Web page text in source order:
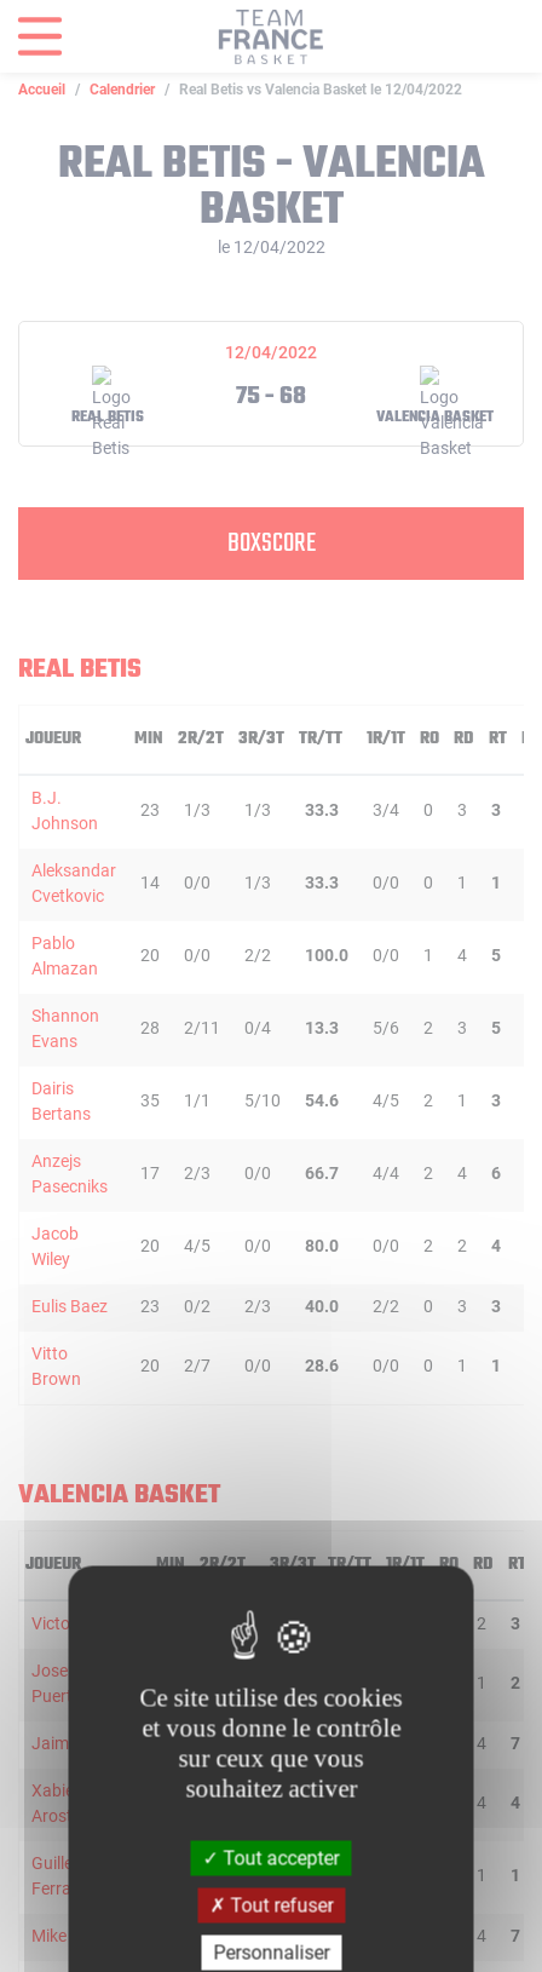
Accueil Calendrier Real Betis vs Valencia Basket le 12/04/2022
REAL BETIS - VALENCIA
BASKET
le 12/04/2022
12/04/2022
REAL BETIS
75 - 68
VALENCIA BASKET
BOXSCORE
REAL BETIS
JOUEUR MIN 2R/2T 3R/3T TR/TT 1R/1T RO RD RT PD
B.J.
Johnson
23 1/3 1/3 33.3 3/4 0 3 3
Aleksandar
Cvetkovic
14 0/0 1/3 33.3 0/0 0 1 1
Pablo
Almazan
20 0/0 2/2 100.0 0/0 1 4 5
Shannon
Evans
28 2/11 0/4 13.3 5/6 2 3 5
Dairis
Bertans
35 1/1 5/10 54.6 4/5 2 1 3
Anzejs
Pasecniks
17 2/3 0/0 66.7 4/4 2 4 6
Jacob
Wiley
20 4/5 0/0 80.0 0/0 2 2 4
Eulis Baez 23 0/2 2/3 40.0 2/2 0 3 3
Vitto
Brown
20 2/7 0/0 28.6 0/0 0 1 1
VALENCIA BASKET
JOUEUR MIN 2R/2T 3R/3T TR/TT 1R/1T RO RD RT
Victor Claver 1/2 2 3
Joseph
Puerto
1 2
Jaime Pradilla 16 1/5 0/2 14.3 0/0 4 7
Xabier Lopez-
Arosteguj
1/4 1/4 25.0 4 4
Guillem
Ferrando
0/1 1/2 33.3 1 1
Mike Tobey 3/6 1/2 50.0 4 7
Panneau de gestion des cookies
Ce site utilise des cookies
et vous donne le contrôle
sur ceux que vous
souhaitez activer
Tout accepter
Tout refuser
Personnaliser